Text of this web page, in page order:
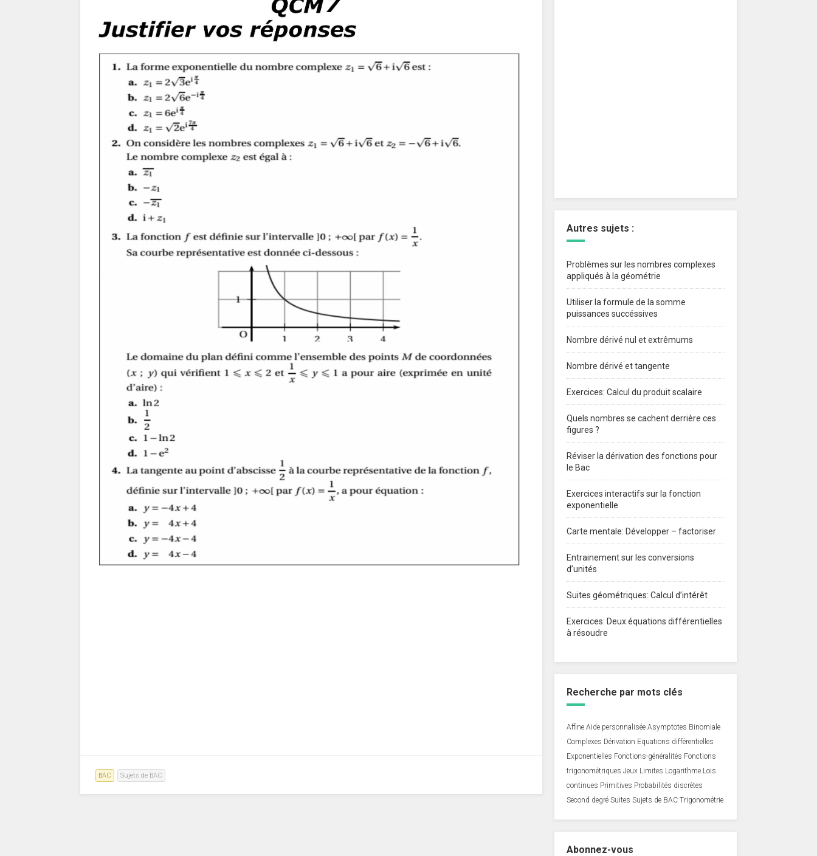
BAC Sujets de BAC
Autres sujets :
Problèmes sur les nombres complexes
appliqués à la géométrie
Utiliser la formule de la somme
puissances succéssives
Nombre dérivé nul et extrêmums
Nombre dérivé et tangente
Exercices: Calcul du produit scalaire
Quels nombres se cachent derrière ces
figures ?
Réviser la dérivation des fonctions pour
le Bac
Exercices interactifs sur la fonction
exponentielle
Carte mentale: Développer – factoriser
Entrainement sur les conversions
d’unités
Suites géométriques: Calcul d’intérêt
Exercices: Deux équations différentielles
à résoudre
Recherche par mots clés
Affine Aide personnalisée Asymptotes Binomiale
Complexes Dérivation Equations différentielles
Exponentielles Fonctions-généralités Fonctions
trigonométriques Jeux Limites Logarithme Lois
continues Primitives Probabilités discrètes
Second degré Suites Sujets de BAC Trigonométrie
Abonnez-vous